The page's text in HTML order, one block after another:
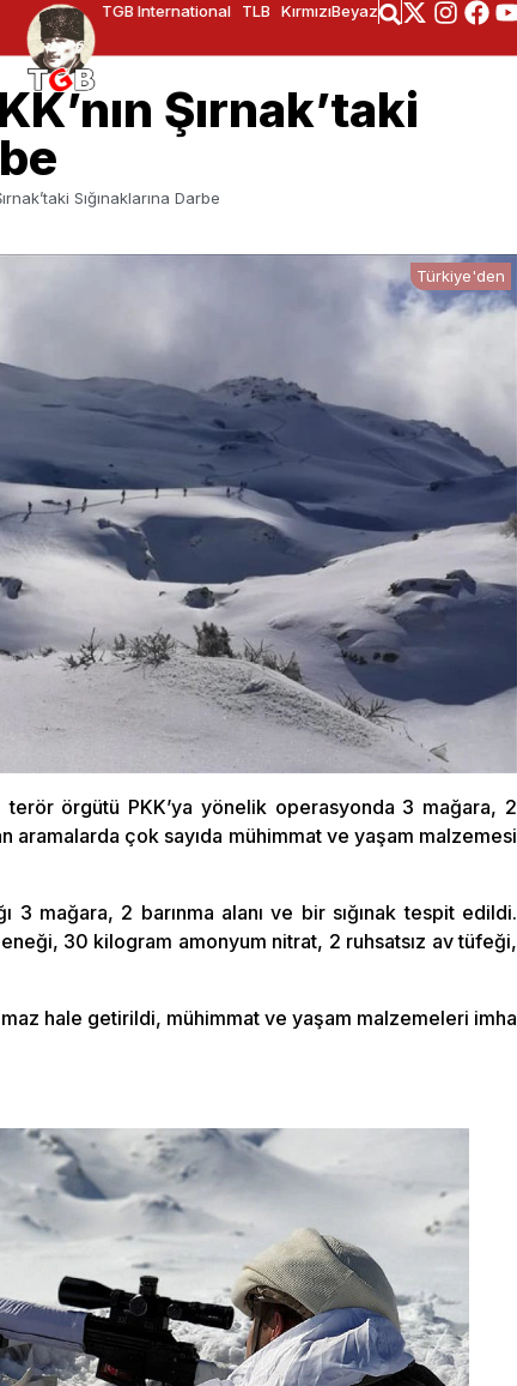
TGB International TLB KırmızıBeyaz
Şırnak’taki
Sığınaklarına Darbe
Türkiye'den
terör örgütü PKK’ya yönelik operasyonda 3 mağara, 2
aramalarda çok sayıda mühimmat ve yaşam malzemesi
3 mağara, 2 barınma alanı ve bir sığınak tespit edildi.
30 kilogram amonyum nitrat, 2 ruhsatsız av tüfeği,
hale getirildi, mühimmat ve yaşam malzemeleri imha